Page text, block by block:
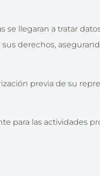
llegaran a tratar
derechos,
previa de su
para las actividades